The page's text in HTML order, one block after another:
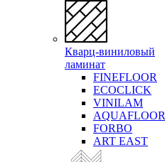
Кварц-виниловый
ламинат
FINEFLOOR
ECOCLICK
VINILAM
AQUAFLOOR
FORBO
ART EAST